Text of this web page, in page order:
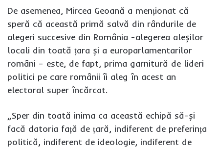
De asemenea, Mircea Geoană a menționat că
speră că această primă salvă din rândurile de
alegeri succesive din România -alegerea aleșilor
locali din toată țara și a europarlamentarilor
români – este, de fapt, prima garnitură de lideri
politici pe care românii îi aleg în acest an
electoral super încărcat.
„Sper din toată inima ca această echipă să-și
facă datoria față de țară, indiferent de preferința
politică, indiferent de ideologie, indiferent de